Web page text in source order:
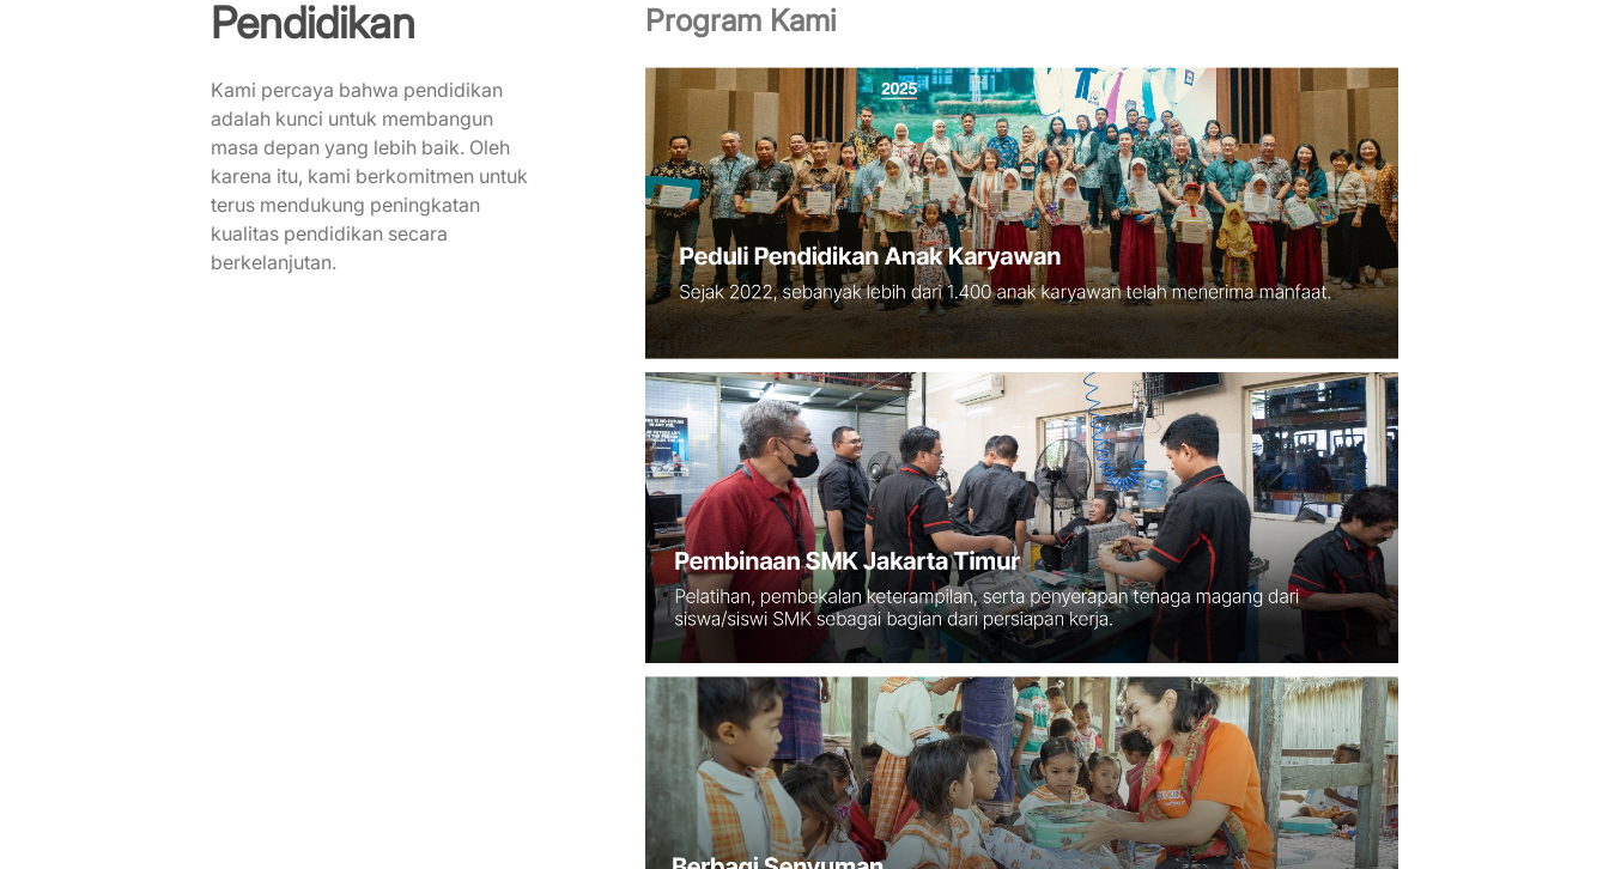
Pendidikan
Kami percaya bahwa pendidikan
adalah kunci untuk membangun
masa depan yang lebih baik. Oleh
karena itu, kami berkomitmen untuk
terus mendukung peningkatan
kualitas pendidikan secara
berkelanjutan.
Program Kami